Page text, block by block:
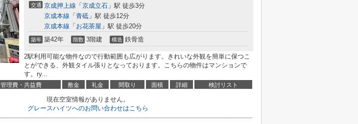
交通 京成押上線 「 京成立石 」駅 徒歩3分
京成本線 「 青砥 」駅 徒歩12分
京成本線 「 お花茶屋 」駅 徒歩20分
築年 築42年 階数 3階建 構造 鉄骨造
2駅利用可能な物件なので行動範囲も広がります。きれいな外観を簡単に保つこ
とができる、外観タイル張りとなっております。こちらの物件はマンションで
す。ry...
管理費・共益費 敷金 礼金 間取り 面積 詳細 検討リスト
現在空室情報がありません。
グレースハイツへのお問い合わせはこちら